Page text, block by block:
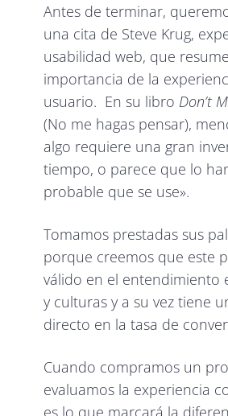
Antes de terminar,
una cita de Steve Krug,
usabilidad web, que
importancia de la
usuario. En su libro Don’t
(No me hagas pensar),
algo requiere una gran
tiempo, o parece que lo
probable que se use».
Tomamos prestadas sus
porque creemos que este
válido en el entendimiento
y culturas y a su vez tiene
directo en la tasa de
Cuando compramos un
evaluamos la experiencia
es lo que marcará la